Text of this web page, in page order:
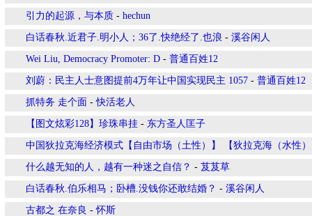
引力的起源，与本质 - hechun
白话春秋.近君子.明小人；36了.快绝经了.也浪 - 溪谷闲人
Wei Liu, Democracy Promoter: D - 普通百姓12
刘蔚：民主人士意图提前4万年让中国实现民主 1057 - 普通百姓12
抓特务 走个面 -快活老人
【图文炫彩128】珍珠串挂 - 东方圣人匡子
中国狄拉克海经济模式【自由市场（土性）】 【狄拉克海（水性
什么越无知的人，越有一种迷之自信？ - 芨芨草
白话春秋.伯乐相马；卧槽.没钱你还敢结婚？ - 溪谷闲人
古都之 在奈良 -怀斯